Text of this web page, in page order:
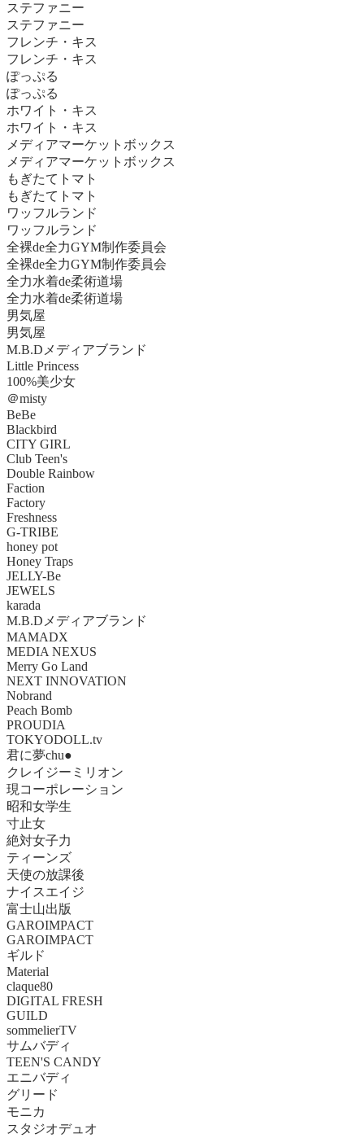
ステファニー
ステファニー
フレンチ・キス
フレンチ・キス
ぽっぷる
ぽっぷる
ホワイト・キス
ホワイト・キス
メディアマーケットボックス
メディアマーケットボックス
もぎたてトマト
もぎたてトマト
ワッフルランド
ワッフルランド
全裸de全力GYM制作委員会
全裸de全力GYM制作委員会
全力水着de柔術道場
全力水着de柔術道場
男気屋
男気屋
M.B.Dメディアブランド
Little Princess
100%美少女
＠misty
BeBe
Blackbird
CITY GIRL
Club Teen's
Double Rainbow
Faction
Factory
Freshness
G-TRIBE
honey pot
Honey Traps
JELLY-Be
JEWELS
karada
M.B.Dメディアブランド
MAMADX
MEDIA NEXUS
Merry Go Land
NEXT INNOVATION
Nobrand
Peach Bomb
PROUDIA
TOKYODOLL.tv
君に夢chu●
クレイジーミリオン
現コーポレーション
昭和女学生
寸止女
絶対女子力
ティーンズ
天使の放課後
ナイスエイジ
富士山出版
GAROIMPACT
GAROIMPACT
ギルド
Material
claque80
DIGITAL FRESH
GUILD
sommelierTV
サムバディ
TEEN'S CANDY
エニバディ
グリード
モニカ
スタジオデュオ